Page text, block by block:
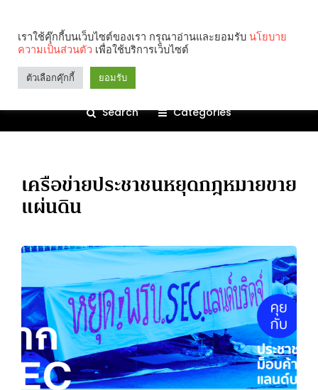
Search Categories
เครือข่ายประชาชนหยุดกฎหมายขาย
แผ่นดิน
เราใช้คุ๊กกี้บนเว็บไซต์ของเรา กรุณาอ่านและยอมรับ นโยบาย
ความเป็นส่วนตัว เพื่อใช้บริการเว็บไซต์
ตัวเลือกคุ๊กกี้ ยอมรับ